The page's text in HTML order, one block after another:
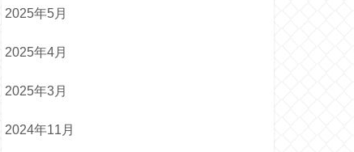
2025年5月
2025年4月
2025年3月
2024年11月